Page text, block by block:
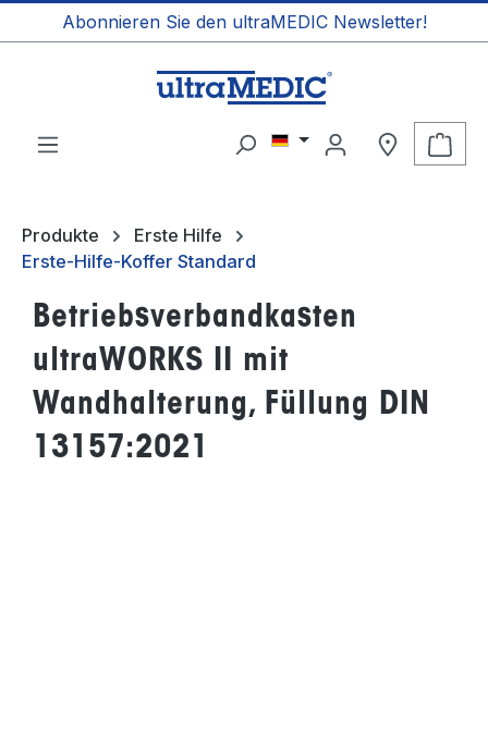
springen
Abonnieren Sie den ultraMEDIC Newsletter!
Produkte
Erste Hilfe
Erste-Hilfe-Koffer Standard
Betriebsverbandkasten
ultraWORKS II mit
Wandhalterung, Füllung DIN
13157:2021